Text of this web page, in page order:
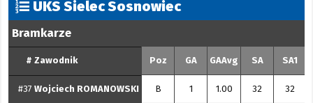
UKS Sielec Sosnowiec
Bramkarze
# Zawodnik Poz GA GAAvg SA SA1
#37 Wojciech ROMANOWSKI B 1 1.00 32 32